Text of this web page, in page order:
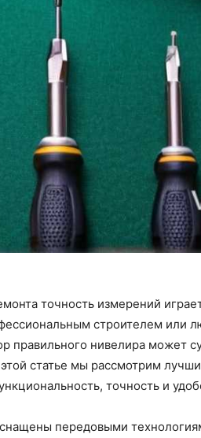
точность измерений
строителем или
правильного нивелира может
статье мы рассмотрим
точность и
передовыми